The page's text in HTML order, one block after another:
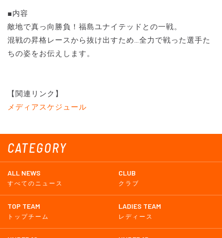
CATEGORY
ALL NEWS
すべてのニュース
CLUB
クラブ
TOP TEAM
トップチーム
LADIES TEAM
レディース
■内容
敵地で真っ向勝負！福島ユナイテッドとの一戦。
混戦の昇格レースから抜け出すため…全力で戦った選手た
ちの姿をお伝えします。
【関連リンク】
メディアスケジュール